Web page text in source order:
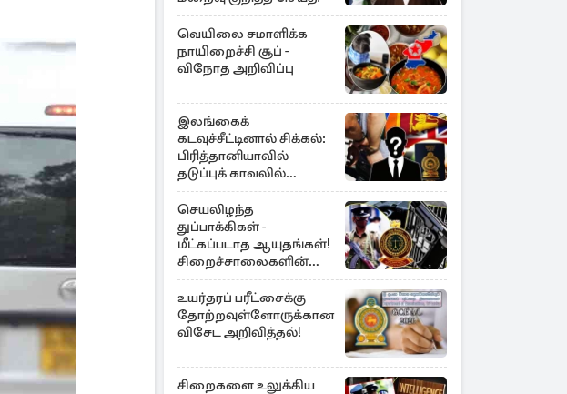
வெயிலை சமாளிக்க
நாயிறைச்சி சூப் -
விநோத அறிவிப்பு
இலங்கைக்
கடவுச்சீட்டினால் சிக்கல்:
பிரித்தானியாவில்
தடுப்புக் காவலில்
முன்னாள் எம்.பி!
செயலிழந்த
துப்பாக்கிகள் -
மீட்கப்படாத ஆயுதங்கள்!
சிறைச்சாலைகளின்
பாதுகாப்பில் பாரிய
அச்சுறுத்தல்
உயர்தரப் பரீட்சைக்கு
தோற்றவுள்ளோருக்கான
விசேட அறிவித்தல்!
சிறைகளை உலுக்கிய